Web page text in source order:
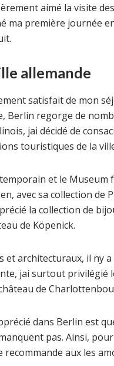
aimé la visite
ma première journée
allemande
satisfait de mon
regorge de
jai décidé de
touristiques de la
et le Museum
avec sa collection de
la collection de
de Köpenick.
architecturaux, il ny
jai surtout
de
dans Berlin est
pas. Ainsi,
aux les